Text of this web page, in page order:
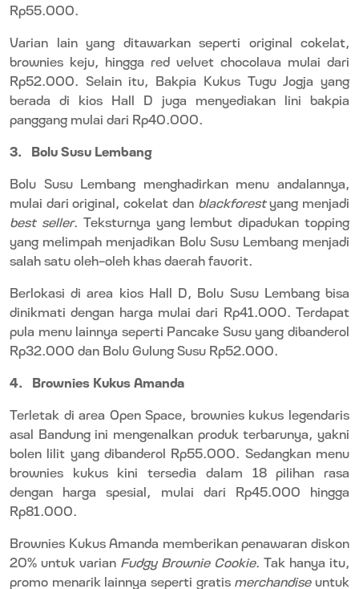
Rp55.000.
Varian lain yang ditawarkan seperti original cokelat,
brownies keju, hingga red velvet chocolava mulai dari
Rp52.000. Selain itu, Bakpia Kukus Tugu Jogja yang
berada di kios Hall D juga menyediakan lini bakpia
panggang mulai dari Rp40.000.
3.
Bolu Susu Lembang
Bolu Susu Lembang menghadirkan menu andalannya,
mulai dari original, cokelat dan blackforestyang menjadi
best seller. Teksturnya yang lembut dipadukan topping
yang melimpah menjadikan Bolu Susu Lembang menjadi
salah satu oleh-oleh khas daerah favorit.
Berlokasi di area kios Hall D, Bolu Susu Lembang bisa
dinikmati dengan harga mulai dari Rp41.000. Terdapat
pula menu lainnya seperti Pancake Susu yang dibanderol
Rp32.000 dan Bolu Gulung Susu Rp52.000.
4.
Brownies Kukus Amanda
Terletak di area Open Space, brownies kukus legendaris
asal Bandung ini mengenalkan produk terbarunya, yakni
bolen lilit yang dibanderol Rp55.000. Sedangkan menu
brownies kukus kini tersedia dalam 18 pilihan rasa
dengan harga spesial, mulai dari Rp45.000 hingga
Rp81.000.
Brownies Kukus Amanda memberikan penawaran diskon
20% untuk varian Fudgy Brownie Cookie. Tak hanya itu,
promo menarik lainnya seperti gratis merchandiseuntuk